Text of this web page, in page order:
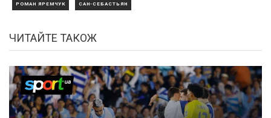
РОМАН ЯРЕМЧУК САН-СЕБАСТЬЯН
ЧИТАЙТЕ ТАКОЖ